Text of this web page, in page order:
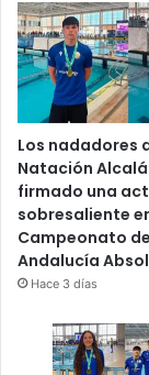
Los nadadores
Natación
firmado una
sobresaliente
Campeonato de
Andalucía
Hace 3 días